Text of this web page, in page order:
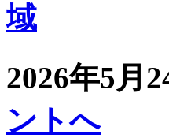
域
2026年5月
ントへ